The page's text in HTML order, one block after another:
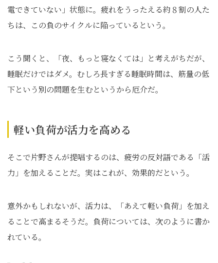
電できていない」状態に。疲れをうったえる約８割の人た
ちは、この負のサイクルに陥っているという。
こう聞くと、「夜、もっと寝なくては」と考えがちだが、
睡眠だけではダメ。むしろ長すぎる睡眠時間は、筋量の低
下という別の問題を生むというから厄介だ。
軽い負荷が活力を高める
そこで片野さんが提唱するのは、疲労の反対語である「活
力」を加えることだ。実はこれが、効果的だという。
意外かもしれないが、活力は、「あえて軽い負荷」を加え
ることで高まるそうだ。負荷については、次のように書か
れている。